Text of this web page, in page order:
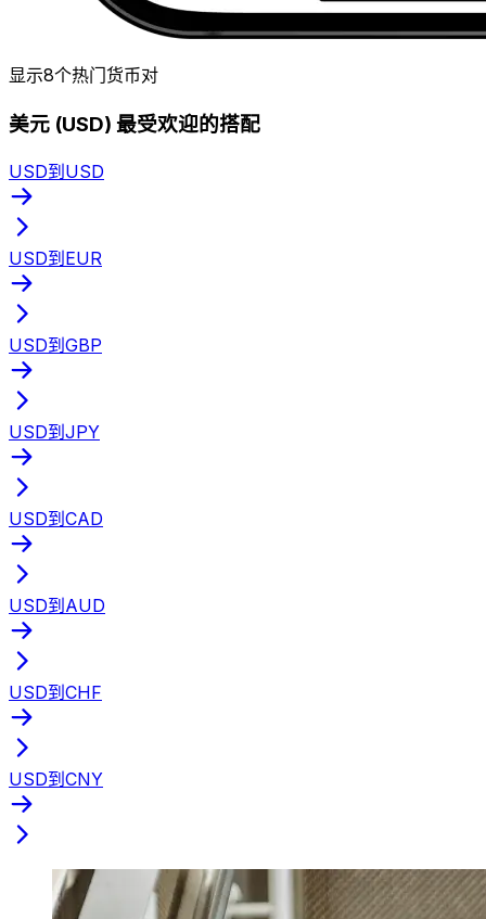
显示8个热门货币对
美元 (USD) 最受欢迎的搭配
USD到USD
USD到EUR
USD到GBP
USD到JPY
USD到CAD
USD到AUD
USD到CHF
USD到CNY